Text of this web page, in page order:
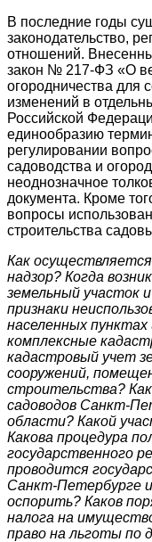
В последние годы
законодательство,
отношений.
закон № 217-ФЗ «О
огородничества для
изменений в
Российской
единообразию
регулировании
садоводства и
неоднозначное
документа. Кроме
вопросы
строительства
Как
надзор? Когда
земельный участок
признаки
населенных
комплексные
кадастровый учет
сооружений,
строительства?
садоводов Санкт-
области? Какой
Какова процедура
государственного
проводится
Санкт-Петербурге
оспорить? Каков
налога на
право на льготы по